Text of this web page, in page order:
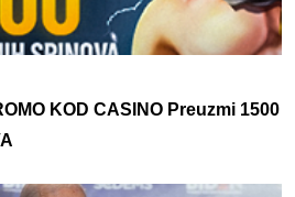
KOD CASINO Preuzmi 1500